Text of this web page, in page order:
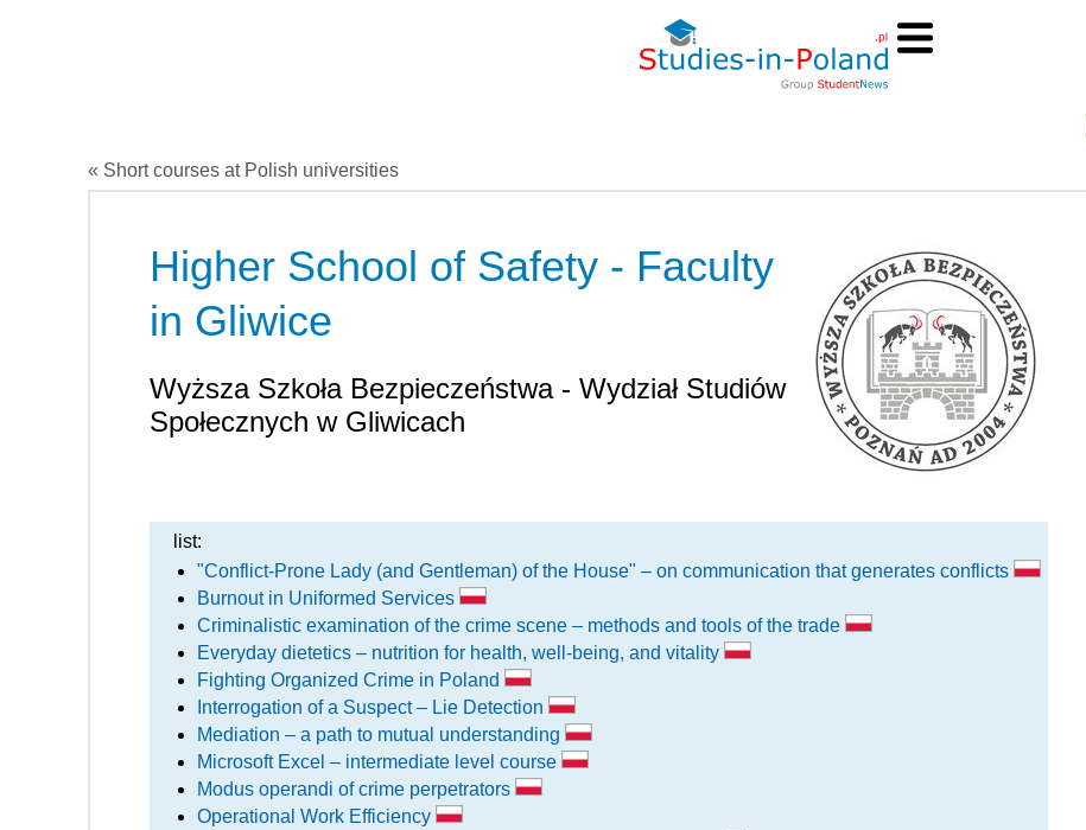
« Short courses at Polish universities
Higher School of Safety - Faculty
in Gliwice
Wyższa Szkoła Bezpieczeństwa - Wydział Studiów
Społecznych w Gliwicach
list:
"Conflict-Prone Lady (and Gentleman) of the House" – on communication that generates conflicts
Burnout in Uniformed Services
Criminalistic examination of the crime scene – methods and tools of the trade
Everyday dietetics – nutrition for health, well-being, and vitality
Fighting Organized Crime in Poland
Interrogation of a Suspect – Lie Detection
Mediation – a path to mutual understanding
Microsoft Excel – intermediate level course
Modus operandi of crime perpetrators
Operational Work Efficiency